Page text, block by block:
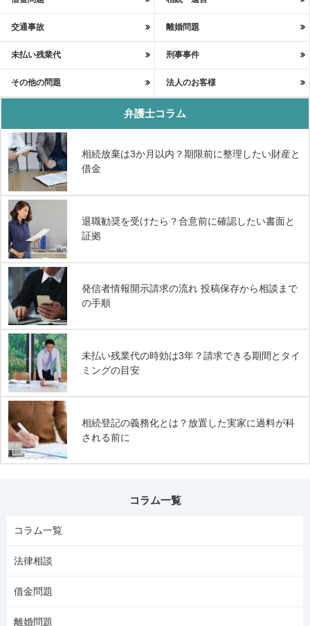
交通事故 離婚問題
未払い残業代 刑事事件
その他の問題 法人のお客様
弁護士コラム
相続放棄は3か月以内？期限前に整理したい財産と
借金
退職勧奨を受けたら？合意前に確認したい書面と
証拠
発信者情報開示請求の流れ 投稿保存から相談まで
の手順
未払い残業代の時効は3年？請求できる期間とタイ
ミングの目安
相続登記の義務化とは？放置した実家に過料が科
される前に
コラム一覧
コラム一覧
法律相談
借金問題
離婚問題